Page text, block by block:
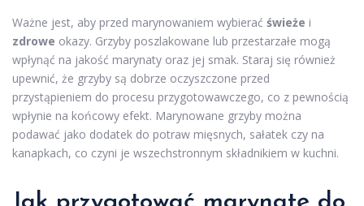
Ważne jest, aby przed marynowaniem wybierać świeże i
zdrowe okazy. Grzyby poszlakowane lub przestarzałe mogą
wpłynąć na jakość marynaty oraz jej smak. Staraj się również
upewnić, że grzyby są dobrze oczyszczone przed
przystąpieniem do procesu przygotowawczego, co z pewnością
wpłynie na końcowy efekt. Marynowane grzyby można
podawać jako dodatek do potraw mięsnych, sałatek czy na
kanapkach, co czyni je wszechstronnym składnikiem w kuchni.